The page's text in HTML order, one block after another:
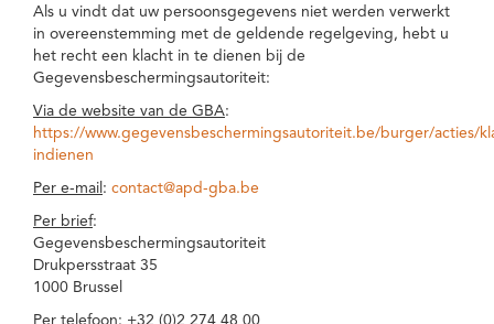
Als u vindt dat uw persoonsgegevens niet werden verwerkt
in overeenstemming met de geldende regelgeving, hebt u
het recht een klacht in te dienen bij de
Gegevensbeschermingsautoriteit:
Via de website van de GBA:
https://www.gegevensbeschermingsautoriteit.be/burger/acties/
indienen
Per e-mail : contact@apd-gba.be
Per brief:
Gegevensbeschermingsautoriteit
Drukpersstraat 35
1000 Brussel
Per telefoon: +32 (0)2 274 48 00